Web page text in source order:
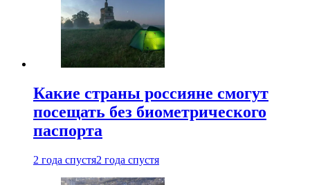
Какие страны россияне смогут
посещать без биометрического
паспорта
2 года спустя2 года спустя